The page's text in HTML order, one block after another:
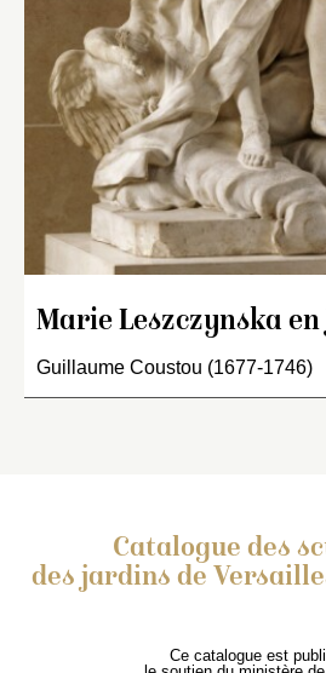
Marie Leszczynska en
Guillaume Coustou (1677-1746)
Catalogue des
des jardins de
Ce catalogue est